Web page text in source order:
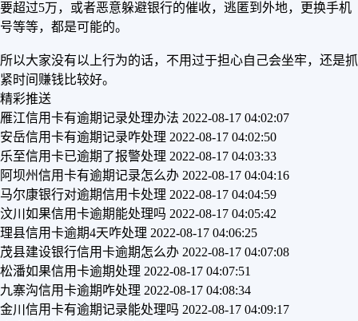
要超过5万，或者恶意躲避银行的催收，逃匿到外地，更换手机
号等等，都是可能的。
所以大家没有以上行为的话，不用过于担心自己会坐牢，还是抓
紧时间赚钱比较好。
精彩推送
雁江信用卡有逾期记录处理办法 2022-08-17 04:02:07
安岳信用卡有逾期记录咋处理 2022-08-17 04:02:50
乐至信用卡已逾期了报警处理 2022-08-17 04:03:33
阿坝州信用卡有逾期记录怎么办 2022-08-17 04:04:16
马尔康银行对逾期信用卡处理 2022-08-17 04:04:59
汶川如果信用卡逾期能处理吗 2022-08-17 04:05:42
理县信用卡逾期4天咋处理 2022-08-17 04:06:25
茂县建设银行信用卡逾期怎么办 2022-08-17 04:07:08
松潘如果信用卡逾期处理 2022-08-17 04:07:51
九寨沟信用卡逾期咋处理 2022-08-17 04:08:34
金川信用卡有逾期记录能处理吗 2022-08-17 04:09:17